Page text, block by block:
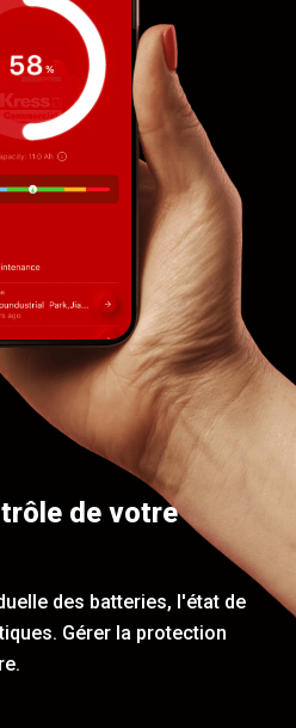
de votre
des batteries, l'état de
Gérer la protection